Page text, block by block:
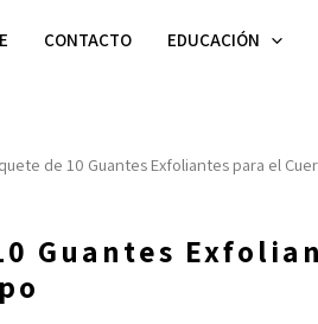
CONTACTO EDUCACIÓN
de 10 Guantes Exfoliantes para el
Guantes
para